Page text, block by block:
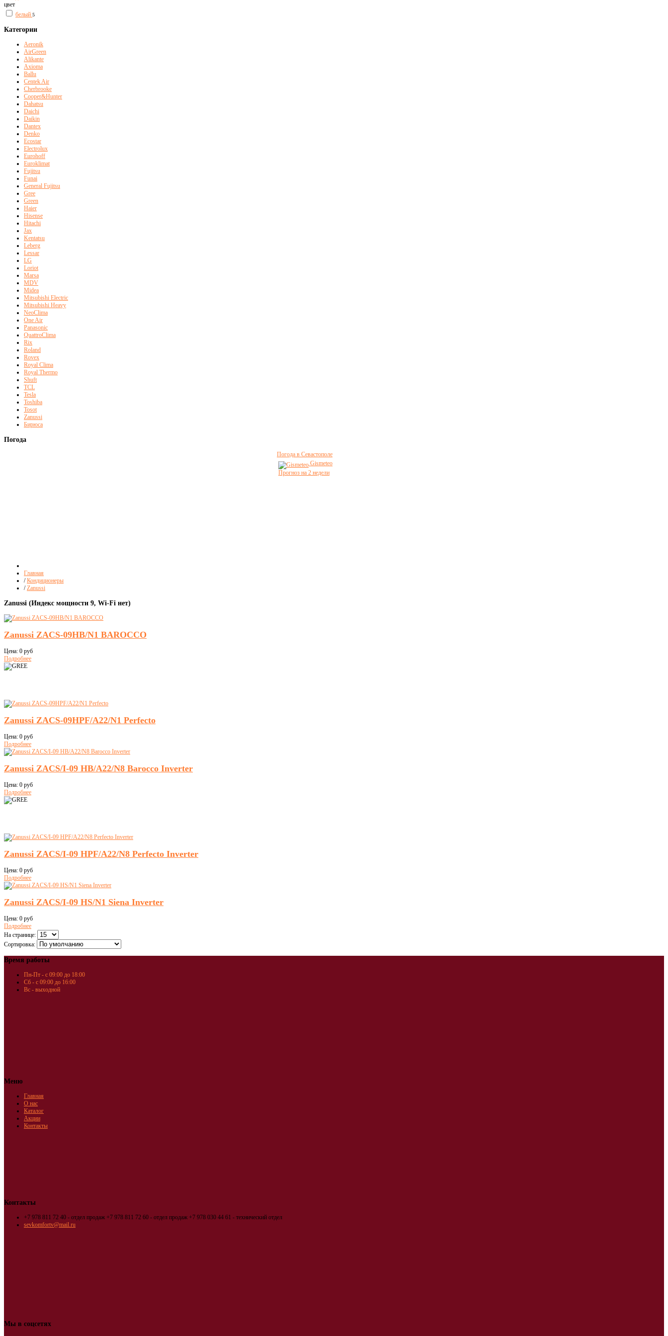
цвет
белый 5
Категории
Aeronik
AirGreen
Alikante
Axioma
Ballu
Centek Air
Cherbrooke
Cooper&Hunter
Dahatsu
Daichi
Daikin
Dantex
Denko
Ecostar
Electrolux
Eurohoff
Euroklimat
Fujitsu
Funai
General Fujitsu
Gree
Green
Haier
Hisense
Hitachi
Jax
Kentatsu
Leberg
Lessar
LG
Loriot
Marsa
MDV
Midea
Mitsubishi Electric
Mitsubishi Heavy
NeoClima
One Air
Panasonic
QuattroClima
Rix
Roland
Rovex
Royal Clima
Royal Thermo
Shuft
TCL
Tesla
Toshiba
Tosot
Zanussi
Бирюса
Погода
Погода в Севастополе
Gismeteo
Прогноз на 2 недели
Главная
/ Кондиционеры
/ Zanussi
Zanussi (Индекс мощности 9, Wi-Fi нет)
Zanussi ZACS-09HB/N1 BAROCCO
Цена: 0 руб
Подробнее
Zanussi ZACS-09HPF/A22/N1 Perfecto
Цена: 0 руб
Подробнее
Zanussi ZACS/I-09 HB/A22/N8 Barocco Inverter
Цена: 0 руб
Подробнее
Zanussi ZACS/I-09 HPF/A22/N8 Perfecto Inverter
Цена: 0 руб
Подробнее
Zanussi ZACS/I-09 HS/N1 Siena Inverter
Цена: 0 руб
Подробнее
На странице:
Сортировка:
Время работы
Пн-Пт - с 09:00 до 18:00
Сб - с 09:00 до 16:00
Вс - выходной
Меню
Главная
О нас
Каталог
Акции
Контакты
Контакты
+7 978 811 72 40 - отдел продаж +7 978 811 72 60 - отдел продаж +7 978 030 44 61 - технический отдел
sevkomfortv@mail.ru
Мы в соцсетях